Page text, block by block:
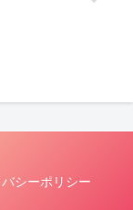
シーポリシー